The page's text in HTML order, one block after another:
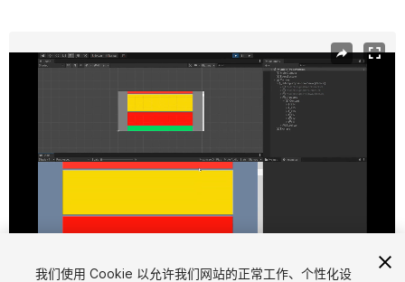
1/5
我们使用 Cookie 以允许我们网站的正常工作、个性化设